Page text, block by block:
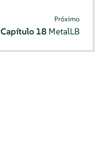
Próximo
Capítulo 18 MetalLB